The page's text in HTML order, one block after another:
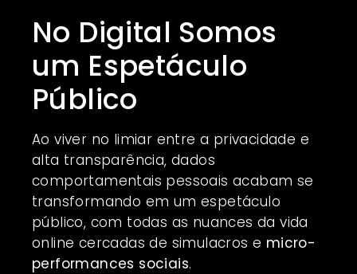
No Digital Somos
um Espetáculo
Público
Ao viver no limiar entre a privacidade e
alta transparência, dados
comportamentais pessoais acabam se
transformando em um espetáculo
público, com todas as nuances da vida
online cercadas de simulacros e micro-
performances sociais.